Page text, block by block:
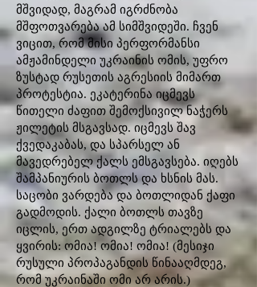
მშვიდად, მაგრამ იგრძნობა
მშფოთვარება ამ სიმშვიდეში. ჩვენ
ვიცით, რომ მისი პერფორმანსი
ამჟამინდელი უკრაინის ომის, უფრო
ზუსტად რუსეთის აგრესიის მიმართ
პროტესტია. ეკატერინა იცმევს
წითელი ძაფით შემოქსივილ ნაჭერს
ჟილეტის მსგავსად. იცმევს შავ
ქვედაკაბას, და სპარსელ ან
მავედრებელ ქალს ემსგავსება. იღებს
შამპანიურის ბოთლს და ხსნის მას.
საცობი ვარდება და ბოთლიდან ქაფი
გადმოდის. ქალი ბოთლს თავზე
იცლის, ერთ ადგილზე ტრიალებს და
ყვირის: ომია! ომია! ომია! (მესიჯი
რუსული პროპაგანდის წინააღმდეგ,
რომ უკრაინაში ომი არ არის.)